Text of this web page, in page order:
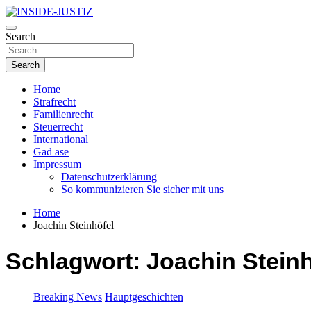
Skip
to
content
INSIDE-JUSTIZ
Investigativer Journalismus zur Dritten Gewalt
Search
Search
Home
Strafrecht
Familienrecht
Steuerrecht
International
Gad ase
Impressum
Datenschutzerklärung
So kommunizieren Sie sicher mit uns
Home
Joachin Steinhöfel
Schlagwort: Joachin
Breaking News Hauptgeschichten